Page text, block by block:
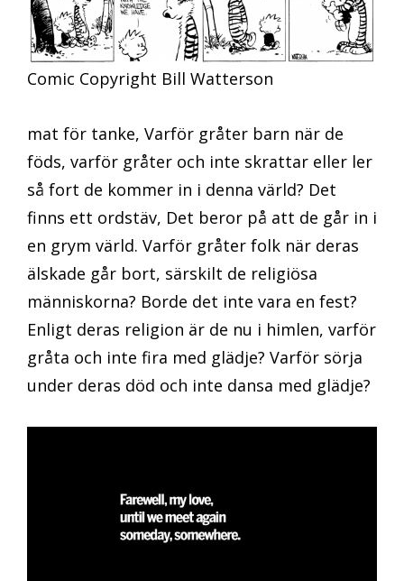
Comic Copyright Bill Watterson
mat för tanke, Varför gråter barn när de
föds, varför gråter och inte skrattar eller ler
så fort de kommer in i denna värld? Det
finns ett ordstäv, Det beror på att de går in i
en grym värld. Varför gråter folk när deras
älskade går bort, särskilt de religiösa
människorna? Borde det inte vara en fest?
Enligt deras religion är de nu i himlen, varför
gråta och inte fira med glädje? Varför sörja
under deras död och inte dansa med glädje?